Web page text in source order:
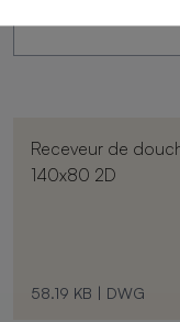
Receveur de
140x80 2D
58.19 KB | DWG